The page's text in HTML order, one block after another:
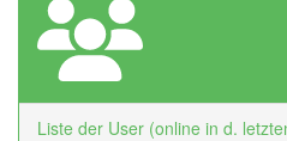
Liste der User (online in d.